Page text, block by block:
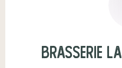
Brasserie